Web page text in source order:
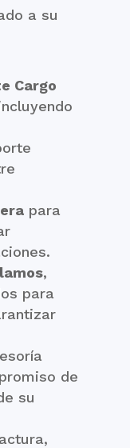
a su
Cargo
para
,
para
de
su